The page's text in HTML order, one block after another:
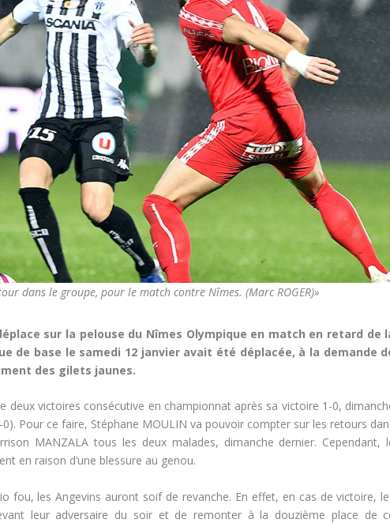
dans le groupe, pour le match contre Nîmes. (Marc ROGER)»
sur la pelouse du Nîmes Olympique en match en retard de
de base le samedi 12 janvier avait été déplacée, à la demande
des gilets jaunes.
deux victoires consécutive en championnat après sa victoire 1-0,
Pour ce faire, Stéphane MOULIN va pouvoir compter sur les retours
MANZALA tous les deux malades, dimanche dernier. Cependant,
en raison d’une blessure au genou.
fou, les Angevins auront soif de revanche. En effet, en cas de victoire,
leur adversaire du soir et de remonter à la douzième place de